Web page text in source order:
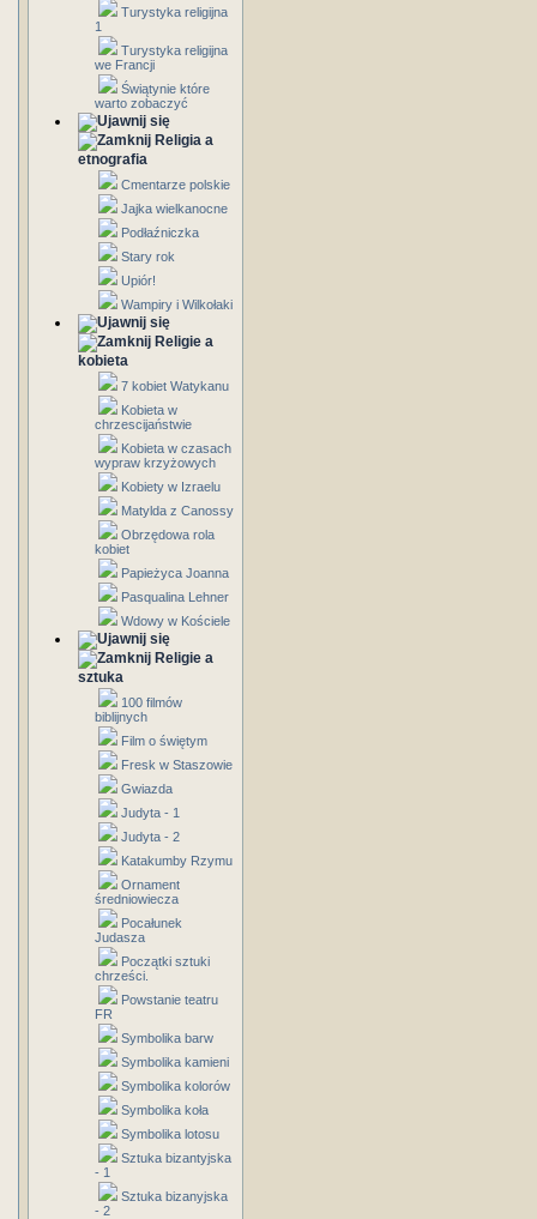
Turystyka religijna
1
Turystyka religijna
we Francji
Świątynie które
warto zobaczyć
Religia a
etnografia
Cmentarze polskie
Jajka wielkanocne
Podłaźniczka
Stary rok
Upiór!
Wampiry i Wilkołaki
Religie a
kobieta
7 kobiet Watykanu
Kobieta w
chrzescijaństwie
Kobieta w czasach
wypraw krzyżowych
Kobiety w Izraelu
Matylda z Canossy
Obrzędowa rola
kobiet
Papieżyca Joanna
Pasqualina Lehner
Wdowy w Kościele
Religie a
sztuka
100 filmów
biblijnych
Film o świętym
Fresk w Staszowie
Gwiazda
Judyta - 1
Judyta - 2
Katakumby Rzymu
Ornament
średniowiecza
Pocałunek
Judasza
Początki sztuki
chrześci.
Powstanie teatru
FR
Symbolika barw
Symbolika kamieni
Symbolika kolorów
Symbolika koła
Symbolika lotosu
Sztuka bizantyjska
- 1
Sztuka bizanyjska
- 2